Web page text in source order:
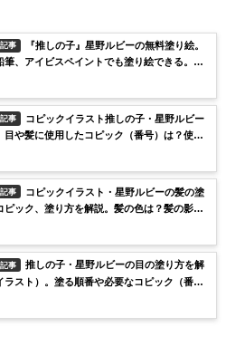
事
『推しの子』星野ルビーの無料塗り絵。
筆、アイビスペイントでも塗り絵できる。線
事
コピックイラスト推しの子・星野ルビー
目や髪に使用したコピック（番号）は？使用
事
コピックイラスト・星野ルビーの髪の塗
ピック、塗り方を解説。髪の色は？髪の影は
事
推しの子・星野ルビーの目の塗り方を解
ラスト）。塗る順番や必要なコピック（番